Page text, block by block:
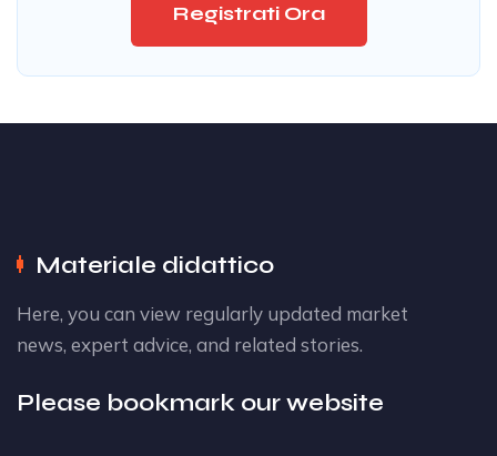
Registrati Ora
Materiale didattico
Here, you can view regularly updated market
news, expert advice, and related stories.
Please bookmark our website